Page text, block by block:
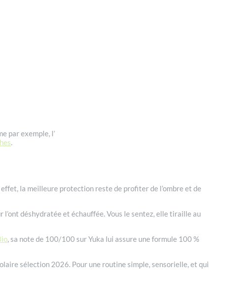
par exemple, l’
.
effet, la meilleure protection reste de profiter de l’ombre et de
déshydratée et échauffée. Vous le sentez, elle tiraille au
, sa note de 100/100 sur Yuka lui assure une formule 100 %
sélection 2026. Pour une routine simple, sensorielle, et qui